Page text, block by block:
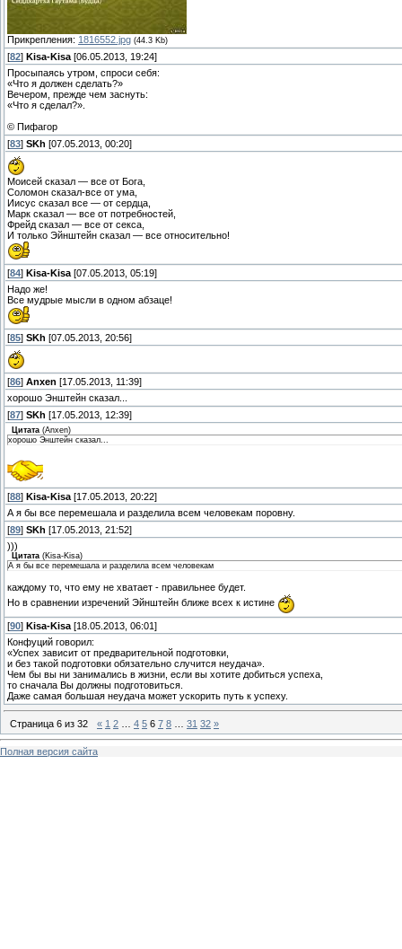
Прикрепления: 1816552.jpg (44.3 Kb)
[82] Kisa-Kisa [06.05.2013, 19:24]
Просыпаясь утром, спроси себя:
«Что я должен сделать?»
Вечером, прежде чем заснуть:
«Что я сделал?».
© Пифагор
[83] SKh [07.05.2013, 00:20]
Моисей сказал — все от Бога,
Соломон сказал-все от ума,
Иисус сказал все — от сердца,
Марк сказал — все от потребностей,
Фрейд сказал — все от секса,
И только Эйнштейн сказал — все относительно!
[84] Kisa-Kisa [07.05.2013, 05:19]
Надо же!
Все мудрые мысли в одном абзаце!
[85] SKh [07.05.2013, 20:56]
[86] Anxen [17.05.2013, 11:39]
хорошо Энштейн сказал...
[87] SKh [17.05.2013, 12:39]
Цитата (Anxen)
хорошо Энштейн сказал...
[88] Kisa-Kisa [17.05.2013, 20:22]
А я бы все перемешала и разделила всем человекам поровну.
[89] SKh [17.05.2013, 21:52]
)))
Цитата (Kisa-Kisa)
А я бы все перемешала и разделила всем человекам
каждому то, что ему не хватает - правильнее будет.
Но в сравнении изречений Эйнштейн ближе всех к истине
[90] Kisa-Kisa [18.05.2013, 06:01]
Конфуций говорил:
«Успех зависит от предварительной подготовки,
и без такой подготовки обязательно случится неудача».
Чем бы вы ни занимались в жизни, если вы хотите добиться успеха,
то сначала Вы должны подготовиться.
Даже самая большая неудача может ускорить путь к успеху.
Страница 6 из 32 « 1 2 4 5 6 7 8 31 32 »
Полная версия сайта